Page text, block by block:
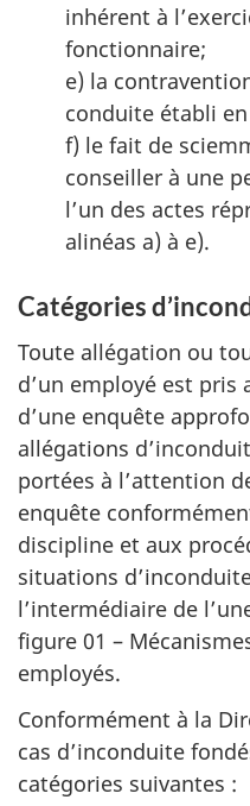
inhérent à
fonctionnaire;
e) la
conduite établi
f) le fait de
conseiller à une
l’un des actes
alinéas a) à e).
Catégories
Toute allégation ou
d’un employé est pris
d’une enquête
allégations
portées à l’attention
enquête
discipline et aux
situations
l’intermédiaire de
figure 01 –
employés.
Conformément à la
cas d’inconduite
catégories suivantes :